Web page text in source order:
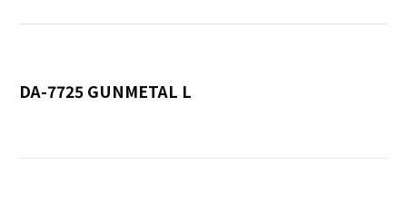
DA-7725 GUNMETAL L